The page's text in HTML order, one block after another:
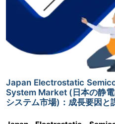
Japan Electrostatic
System Market (日本の静
システム市場)：成長要因と